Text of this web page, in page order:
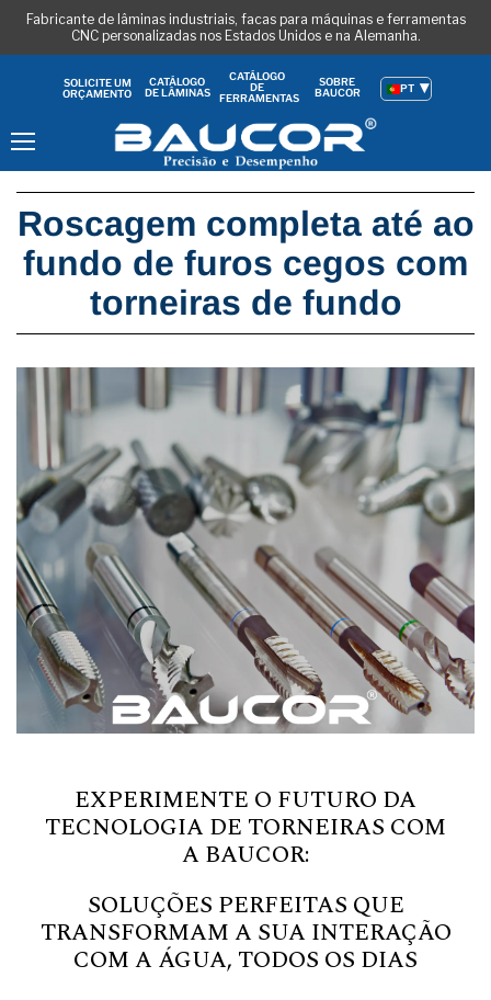
Fabricante de lâminas industriais, facas para máquinas e ferramentas
CNC personalizadas nos Estados Unidos e na Alemanha.
SOLICITE UM
ORÇAMENTO
CATÁLOGO
DE LÂMINAS
CATÁLOGO
DE
FERRAMENTAS
SOBRE
BAUCOR
PT
Roscagem completa até ao
fundo de furos cegos com
torneiras de fundo
EXPERIMENTE O FUTURO DA
TECNOLOGIA DE TORNEIRAS COM
A BAUCOR:
SOLUÇÕES PERFEITAS QUE
TRANSFORMAM A SUA INTERAÇÃO
COM A ÁGUA, TODOS OS DIAS